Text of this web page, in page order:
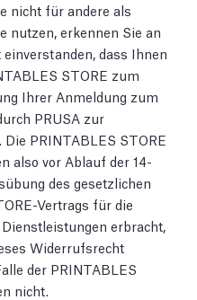
nicht für andere als
nutzen, erkennen Sie an
dass Ihnen
STORE zum
Ihrer Anmeldung zum
PRUSA zur
PRINTABLES STORE
also vor Ablauf der 14-
des gesetzlichen
Vertrags für die
erbracht,
Widerrufsrecht
der PRINTABLES
nicht.